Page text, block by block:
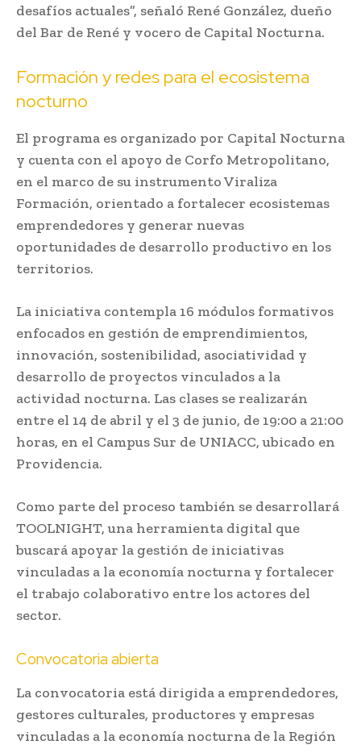
desafíos actuales”, señaló René González, dueño
del Bar de René y vocero de Capital Nocturna.
Formación y redes para el ecosistema
nocturno
El programa es organizado por Capital Nocturna
y cuenta con el apoyo de Corfo Metropolitano,
en el marco de su instrumento Viraliza
Formación, orientado a fortalecer ecosistemas
emprendedores y generar nuevas
oportunidades de desarrollo productivo en los
territorios.
La iniciativa contempla 16 módulos formativos
enfocados en gestión de emprendimientos,
innovación, sostenibilidad, asociatividad y
desarrollo de proyectos vinculados a la
actividad nocturna. Las clases se realizarán
entre el 14 de abril y el 3 de junio, de 19:00 a 21:00
horas, en el Campus Sur de UNIACC, ubicado en
Providencia.
Como parte del proceso también se desarrollará
TOOLNIGHT, una herramienta digital que
buscará apoyar la gestión de iniciativas
vinculadas a la economía nocturna y fortalecer
el trabajo colaborativo entre los actores del
sector.
Convocatoria abierta
La convocatoria está dirigida a emprendedores,
gestores culturales, productores y empresas
vinculadas a la economía nocturna de la Región